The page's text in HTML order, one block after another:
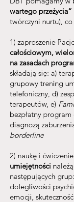
wartego przeżycia”
twórczyni nurtu),
1) zaproszenie
całościowym,
na zasadach
składają się: a)
grupowy trening
telefoniczny, d)
terapeutów, e)
bezpłatny
diagnozą
borderline
2) naukę i ćwiczenie
umiejętności
następujących
dolegliwości
emocji,